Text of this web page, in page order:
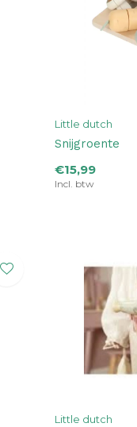
Little dutch
Snijgroente
€15,99
Incl. btw
Little dutch